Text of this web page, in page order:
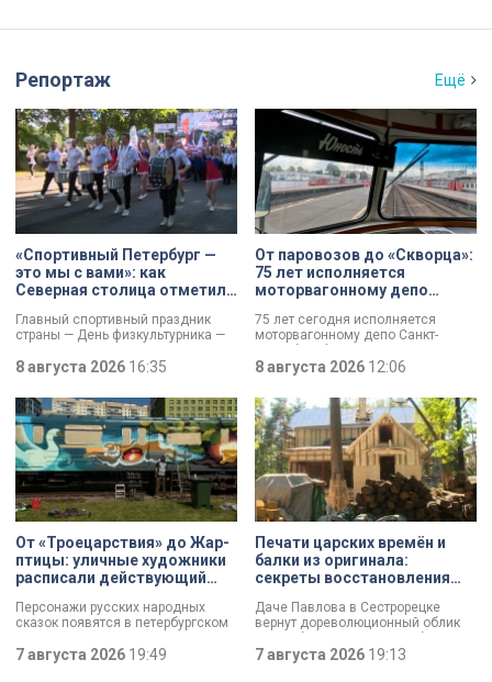
Репортаж Ещё
«Спортивный Петербург —
это мы с вами»: как
Северная столица отметила
Главный спортивный праздник
страны — День физкультурника —
причастных поздравил президент
Владимир Путин, отметив:
продолжается обновление и
создание стадионов,
тренировочных баз и
спортплощадок. К петербуржцам
обратился губернатор Александр
Беглов. Он подчеркнул: именно в
городе на Неве зародились
традиции футбола, фигурного
катания, тяжёлой и лёгкой
атлетики, плавания и триатлона.
Тысячи спортсменов разного
возраста сегодня собрались на
Крестовском острове.
8 августа 2026 16:35
От паровозов до «Скворца»:
75 лет исполняется
моторвагонному депо
Финляндский
75 лет сегодня исполняется
моторвагонному депо Санкт-
Петербург-Финляндский.
Появление этого объекта для
железной дороги стало поистине
знаковым: паровозы уступили
место электричкам. Изначально
выполняли 13 пар рейсов, сейчас
— почти в 20 раз больше. В парке
предприятия — современные
вагоны и ретро-составы.
8 августа 2026 12:06
От «Троецарствия» до Жар-
птицы: уличные художники
расписали действующий
Персонажи русских народных
сказок появятся в петербургском
«Выборгское» завершился
масштабный съезд лучших
7 августа 2026 19:49
Печати царских времён и
балки из оригинала:
секреты восстановления
Даче Павлова в Сестрорецке
вернут дореволюционный облик
по особой программе «Рубль за
метр». Это льготная арендная
ставка, которая действует для
7 августа 2026 19:13